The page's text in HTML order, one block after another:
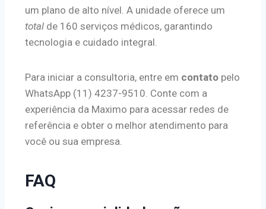
um plano de alto nível. A unidade oferece um
total de 160 serviços médicos, garantindo
tecnologia e cuidado integral.
Para iniciar a consultoria, entre em contato pelo
WhatsApp (11) 4237-9510. Conte com a
experiência da Maximo para acessar redes de
referência e obter o melhor atendimento para
você ou sua empresa.
FAQ